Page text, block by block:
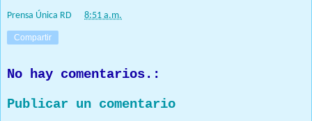
Prensa Única RD 8:51 a.m.
Compartir
No hay comentarios.:
Publicar un comentario